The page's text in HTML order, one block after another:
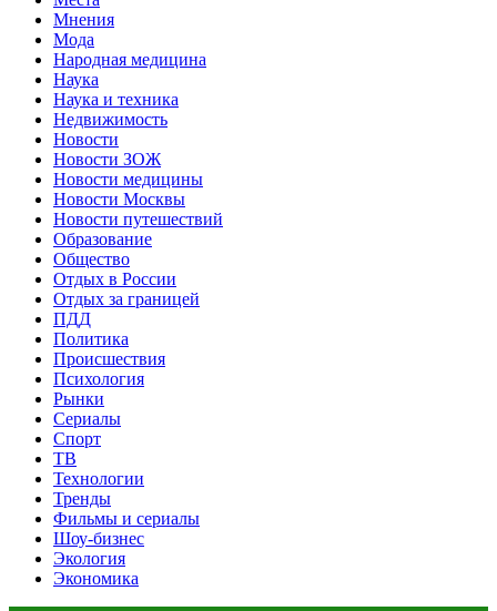
Мнения
Мода
Народная медицина
Наука
Наука и техника
Недвижимость
Новости
Новости ЗОЖ
Новости медицины
Новости Москвы
Новости путешествий
Образование
Общество
Отдых в России
Отдых за границей
ПДД
Политика
Происшествия
Психология
Рынки
Сериалы
Спорт
ТВ
Технологии
Тренды
Фильмы и сериалы
Шоу-бизнес
Экология
Экономика